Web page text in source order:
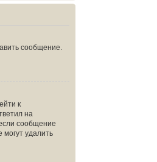
сообщение.
к
на
сообщение
удалить